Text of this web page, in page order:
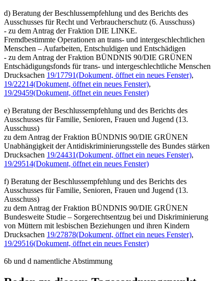
d) Beratung der Beschlussempfehlung und des Berichts des
Ausschusses für Recht und Verbraucherschutz (6. Ausschuss)
- zu dem Antrag der Fraktion DIE LINKE.
Fremdbestimmte Operationen an trans- und intergeschlechtlichen
Menschen – Aufarbeiten, Entschuldigen und Entschädigen
- zu dem Antrag der Fraktion BÜNDNIS 90/DIE GRÜNEN
Entschädigungsfonds für trans- und intergeschlechtliche Menschen
Drucksachen 19/17791(Dokument, öffnet ein neues Fenster),
19/22214(Dokument, öffnet ein neues Fenster),
19/29459(Dokument, öffnet ein neues Fenster)
e) Beratung der Beschlussempfehlung und des Berichts des
Ausschusses für Familie, Senioren, Frauen und Jugend (13.
Ausschuss)
zu dem Antrag der Fraktion BÜNDNIS 90/DIE GRÜNEN
Unabhängigkeit der Antidiskriminierungsstelle des Bundes stärken
Drucksachen 19/24431(Dokument, öffnet ein neues Fenster),
19/29514(Dokument, öffnet ein neues Fenster)
f) Beratung der Beschlussempfehlung und des Berichts des
Ausschusses für Familie, Senioren, Frauen und Jugend (13.
Ausschuss)
zu dem Antrag der Fraktion BÜNDNIS 90/DIE GRÜNEN
Bundesweite Studie – Sorgerechtsentzug bei und Diskriminierung
von Müttern mit lesbischen Beziehungen und ihren Kindern
Drucksachen 19/27878(Dokument, öffnet ein neues Fenster),
19/29516(Dokument, öffnet ein neues Fenster)
6b und d namentliche Abstimmung